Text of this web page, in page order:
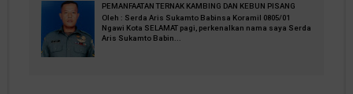
PEMANFAATAN TERNAK KAMBING DAN KEBUN PISANG
Oleh : Serda Aris Sukamto Babinsa Koramil 0805/01
Ngawi Kota SELAMAT pagi, perkenalkan nama saya Serda
Aris Sukamto Babin...